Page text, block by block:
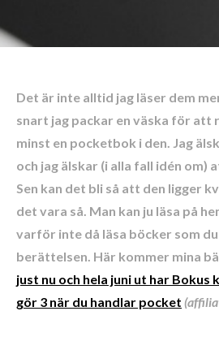
Det är inte alltid jag läser dem
snart jag packar en väska för att
minst en pocketbok i den. Jag
och jag älskar (i alla fall idén om)
Sen kan det bli så att den ligger
det vara så. Man kan ju läsa på
varför inte då läsa böcker som
berättelsen. Här kommer mina
just nu och hela juni ut har Bokus
gör 3 när du handlar pocket